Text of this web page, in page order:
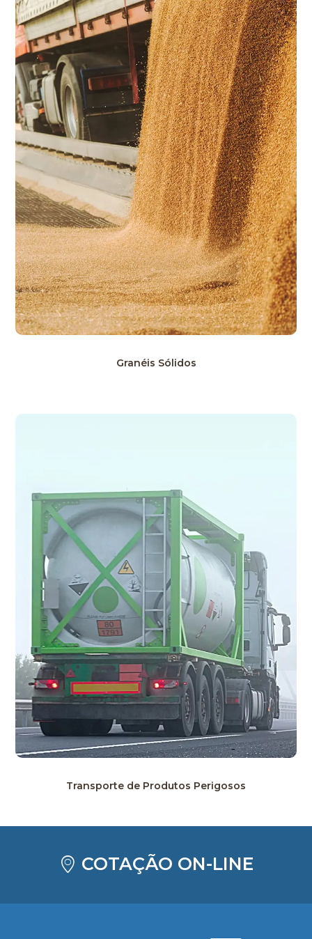
Granéis Sólidos
Transporte de Produtos Perigosos
COTAÇÃO ON-LINE